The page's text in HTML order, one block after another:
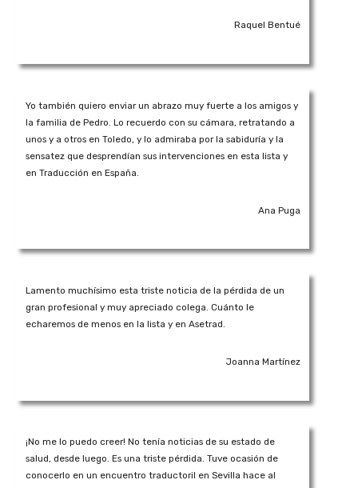
Raquel Bentué
Yo también quiero enviar un abrazo muy fuerte a los amigos y
la familia de Pedro. Lo recuerdo con su cámara, retratando a
unos y a otros en Toledo, y lo admiraba por la sabiduría y la
sensatez que desprendían sus intervenciones en esta lista y
en Traducción en España.
Ana Puga
Lamento muchísimo esta triste noticia de la pérdida de un
gran profesional y muy apreciado colega. Cuánto le
echaremos de menos en la lista y en Asetrad.
Joanna Martínez
¡No me lo puedo creer! No tenía noticias de su estado de
salud, desde luego. Es una triste pérdida. Tuve ocasión de
conocerlo en un encuentro traductoril en Sevilla hace al